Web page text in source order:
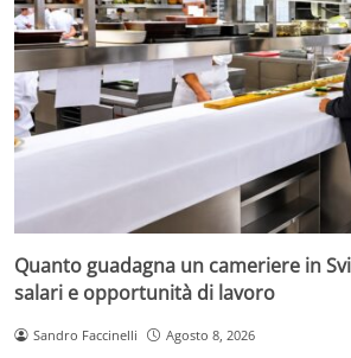
Quanto guadagna un cameriere in
salari e opportunità di lavoro
Sandro Faccinelli Agosto 8, 2026